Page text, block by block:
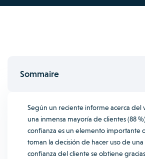
Sommaire
Según un reciente informe acerca del
una inmensa mayoría de clientes (88
confianza es un elemento importante
toman la decisión de hacer uso de una
confianza del cliente se obtiene